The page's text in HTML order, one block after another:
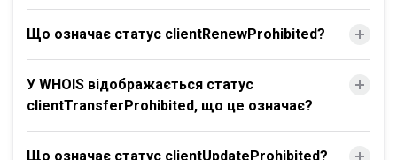
Що означає статус clientRenewProhibited?
У WHOIS відображається статус
clientTransferProhibited, що це означає?
Що означає статус clientUpdateProhibited?